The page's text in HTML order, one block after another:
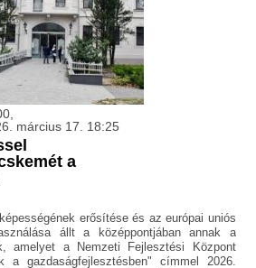
március 17. 18:25
a
erősítése és az európai uniós
állt a középpontjában annak a
amelyet a Nemzeti Fejlesztési Központ
a gazdaságfejlesztésben" címmel 2026.